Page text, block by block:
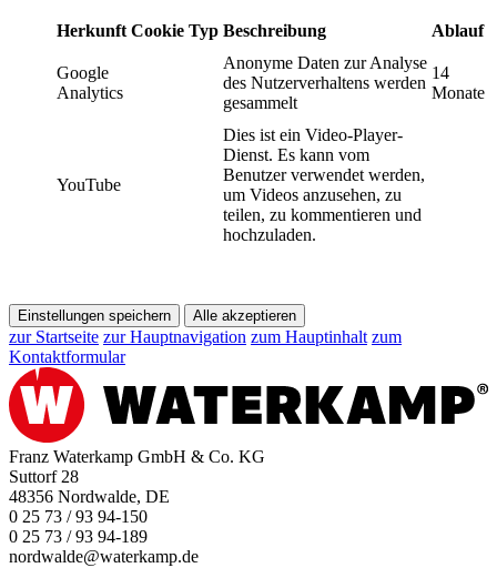
Herkunft Cookie Typ Beschreibung Ablauf
Google
Analytics
Anonyme Daten zur Analyse
des Nutzerverhaltens werden
gesammelt
14
Monate
YouTube
Dies ist ein Video-Player-
Dienst. Es kann vom
Benutzer verwendet werden,
um Videos anzusehen, zu
teilen, zu kommentieren und
hochzuladen.
Einstellungen speichern Alle akzeptieren
zur Startseite zur Hauptnavigation zum Hauptinhalt zum
Kontaktformular
Franz Waterkamp GmbH & Co. KG
Suttorf 28
48356 Nordwalde, DE
0 25 73 / 93 94-150
0 25 73 / 93 94-189
nordwalde@waterkamp.de